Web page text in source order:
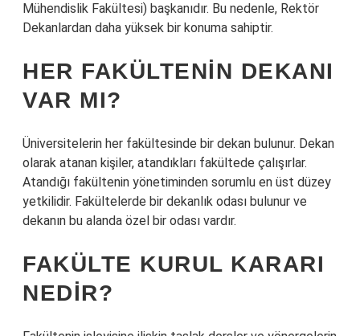
Mühendislik Fakültesi) başkanıdır. Bu nedenle, Rektör
Dekanlardan daha yüksek bir konuma sahiptir.
HER FAKÜLTENIN DEKANI
VAR MI?
Üniversitelerin her fakültesinde bir dekan bulunur. Dekan
olarak atanan kişiler, atandıkları fakültede çalışırlar.
Atandığı fakültenin yönetiminden sorumlu en üst düzey
yetkilidir. Fakültelerde bir dekanlık odası bulunur ve
dekanın bu alanda özel bir odası vardır.
FAKÜLTE KURUL KARARI
NEDIR?